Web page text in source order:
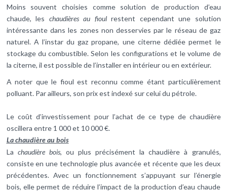
Moins souvent choisies comme solution de production d’eau
chaude, les chaudières au fioulrestent cependant une solution
intéressante dans les zones non desservies par le réseau de gaz
naturel. A l’instar du gaz propane, une citerne dédiée permet le
stockage du combustible. Selon les configurations et le volume de
la citerne, il est possible de l’installer en intérieur ou en extérieur.
A noter que le fioul est reconnu comme étant particulièrement
polluant. Par ailleurs, son prix est indexé sur celui du pétrole.
Le coût d’investissement pour l’achat de ce type de chaudière
oscillera entre 1 000 et 10 000 €.
La chaudière au bois
La chaudière bois, ou plus précisément la chaudière à granulés,
consiste en une technologie plus avancée et récente que les deux
précédentes. Avec un fonctionnement s’appuyant sur l’énergie
bois, elle permet de réduire l’impact de la production d’eau chaude